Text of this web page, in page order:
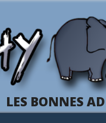
LES BONNES